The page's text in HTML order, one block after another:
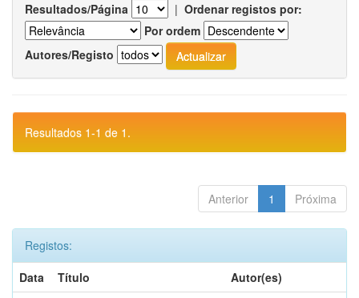
Resultados/Página | Ordenar registos por:
Por ordem
Autores/Registo
Resultados 1-1 de 1.
Anterior 1 Próxima
Registos:
Data
Título
Autor(es)